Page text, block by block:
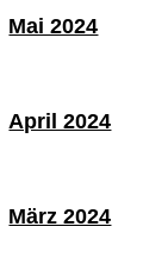
Mai 2024
April 2024
März 2024